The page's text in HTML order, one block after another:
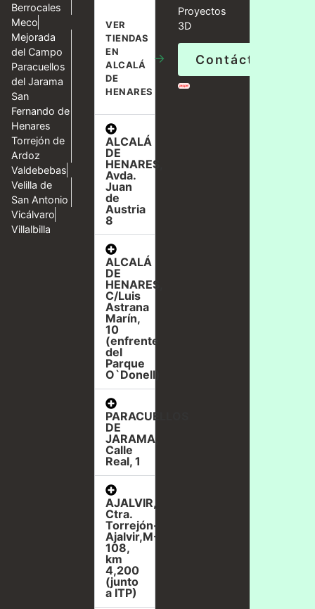
Berrocales
Meco
Mejorada
del Campo
Paracuellos
del Jarama
San
Fernando de
Henares
Torrejón de
Ardoz
Valdebebas
Velilla de
San Antonio
Vicálvaro
Villalbilla
VER
TIENDAS
EN
ALCALÁ
DE
HENARES
→
ALCALÁ
DE
HENARES,
Avda.
Juan
de
Austria
8
ALCALÁ
DE
HENARES,
C/Luis
Astrana
Marín,
10
(enfrente
del
Parque
O`Donell)
PARACUELLOS
DE
JARAMA,
Calle
Real, 1
AJALVIR,
Ctra.
Torrejón-
Ajalvir,M-
108,
km
4,200
(junto
a ITP)
Proyectos
3D
Contáctanos